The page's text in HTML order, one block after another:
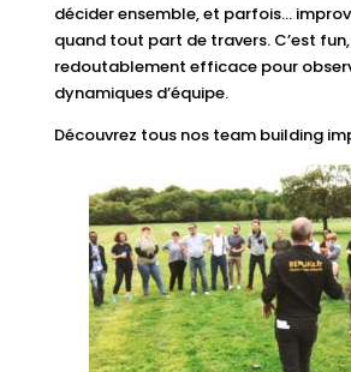
décider ensemble, et parfois…
quand tout part de travers. C’est
redoutablement efficace pour
dynamiques d’équipe.
Découvrez tous nos team building